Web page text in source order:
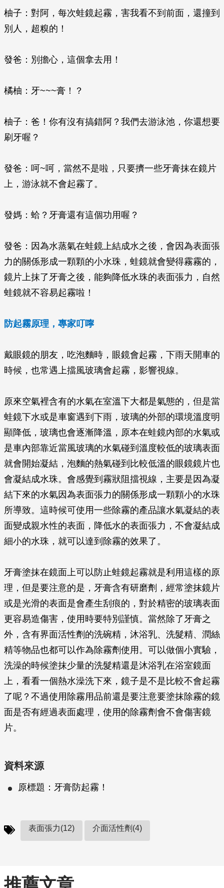
柚子：對阿，每次蛙鏡起霧，害我看不到前面，還撞到
別人，超糗的！
發爸：別擔心，這個拿去用！
橘柚：牙~~~膏！？
柚子：爸！你有沒有搞錯阿？我們去游泳池，你還想要
刷牙喔？
發爸：呵~呵，當然不是啦，只要擠一些牙膏抹在鏡片
上，游泳就不會起霧了。
發媽：蛤？牙膏還有這個功用喔？
發爸：因為水蒸氣在蛙鏡上結成水之後，會因為表面張
力的關係形成一顆顆的小水珠，蛙鏡就會變得霧霧的，
鏡片上抹了牙膏之後，能夠降低水珠的表面張力，自然
蛙鏡就不容易起霧啦！
防起霧原理，專家叮嚀
戴眼鏡的朋友，吃泡麵時，眼鏡會起霧，下雨天開車的
時候，也常遇上擋風玻璃會起霧，影響視線。
原來空氣裡含有的水氣在室溫下大都是氣態的，但是當
蛙鏡下水或是車窗遇到下雨，玻璃的外部的環境溫度明
顯降低，玻璃也會逐漸降溫，原本在蛙鏡內部的水氣或
是車內部靠近當風玻璃的水氣碰到溫度較低的玻璃表面
就會開始凝結，泡麵的熱氣碰到比較低溫的眼鏡鏡片也
會凝結成水珠。會感覺到霧狀阻擋視線，主要是因為凝
結下來的水氣因為表面張力的關係形成一顆顆小的水珠
所導致。這時候可使用一些除霧的產品讓水氣凝結的表
面變成親水性的表面，降低水的表面張力，不會凝結成
細小的水珠，就可以達到除霧的效果了。
牙膏塗抹在鏡面上可以防止蛙鏡起霧就是利用這樣的原
理，但是要注意的是，牙膏含有研磨劑，經常塗抹鏡片
或是光滑的表面是會產生刮痕的，對於精密的玻璃表面
更容易造傷害，使用時要特別謹慎。當然除了牙膏之
外，含有界面活性劑的洗碗精，沐浴乳、洗髮精、潤絲
精等物品也都可以作為除霧劑使用。可以做個小實驗，
洗澡的時候塗抹少量的洗髮精還是沐浴乳在浴室鏡面
上，看看一個熱水澡洗下來，鏡子是不是比較不會起霧
了呢？不過使用除霧用品前還是要注意要塗抹除霧的鏡
面是否有經過表面處理，使用的除霧劑會不會傷害鏡
片。
資料來源
原標題：牙膏防起霧！
表面張力(12) 介面活性劑(4)